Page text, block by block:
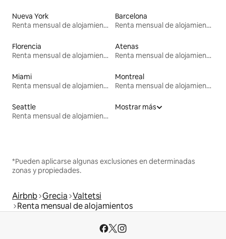
Nueva York
Renta mensual de alojamientos
Barcelona
Renta mensual de alojamientos
Florencia
Renta mensual de alojamientos
Atenas
Renta mensual de alojamientos
Miami
Renta mensual de alojamientos
Montreal
Renta mensual de alojamientos
Seattle
Renta mensual de alojamientos
Mostrar más
*Pueden aplicarse algunas exclusiones en determinadas
zonas y propiedades.
Airbnb Grecia Valtetsi
Renta mensual de alojamientos